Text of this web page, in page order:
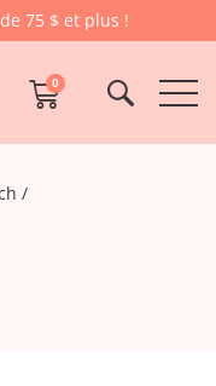
75 $ et plus !
0